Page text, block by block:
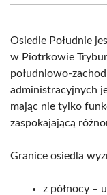
Facebook
X
Osiedle Południe
w Piotrkowie
południowo-
administracyjnych
mając nie tylko
zaspokajającą
Granice osiedla
z północy –